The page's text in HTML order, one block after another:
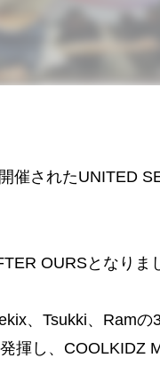
催されたUNITED
OURSとなりま
、Tsukki、Ram
揮し、COOLKIDZ